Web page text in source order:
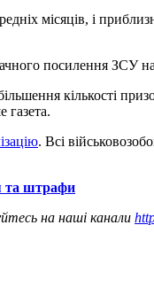
місяців, і
посилення ЗСУ
кількості
газета.
. Всі
та штрафи
на наші канали